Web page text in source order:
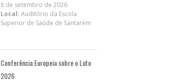
8 de setembro de 2026
Local: Auditório da Escola
Superior de Saúde de Santarém
Conferência Europeia sobre o Luto
2026